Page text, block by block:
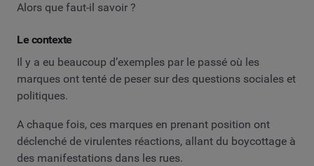
Alors que faut-il savoir ?
Le contexte
Il y a eu beaucoup d’exemples par le passé où les
marques ont tenté de peser sur des questions sociales et
politiques.
A chaque fois, ces marques en prenant position ont
déclenché de virulentes réactions, allant du boycottage à
des manifestations dans les rues.